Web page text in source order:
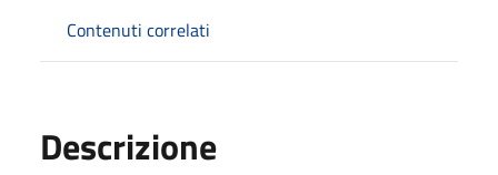
Contenuti correlati
Descrizione